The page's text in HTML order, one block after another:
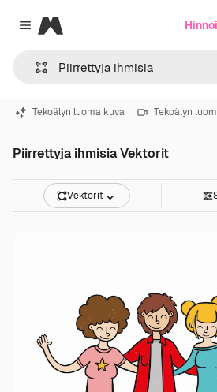
Close menu
Magnific
Tekoälyn luoma kuva Tekoälyn
Piirrettyja ihmisia Vektorit
Vektorit